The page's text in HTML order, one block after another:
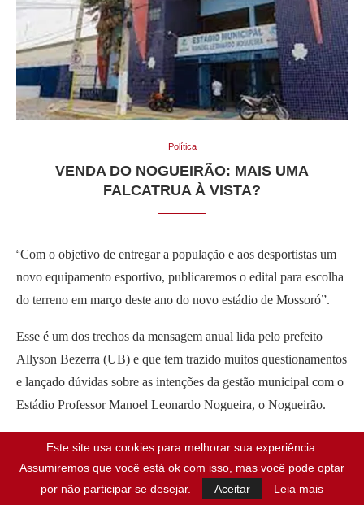
Política
VENDA DO NOGUEIRÃO: MAIS UMA
FALCATRUA À VISTA?
“Com o objetivo de entregar a população e aos desportistas um
novo equipamento esportivo, publicaremos o edital para escolha
do terreno em março deste ano do novo estádio de Mossoró”.
Esse é um dos trechos da mensagem anual lida pelo prefeito
Allyson Bezerra (UB) e que tem trazido muitos questionamentos
e lançado dúvidas sobre as intenções da gestão municipal com o
Estádio Professor Manoel Leonardo Nogueira, o Nogueirão.
O principal questionamento que vem sendo feito na cidade é
sobre o que será feito com o atual estádio. Ao anunciar edital
para escolha do lugar, a gestão confirma que o atual Nogueirão
Este site usa cookies para melhorar sua experiência.
Assumiremos que você está ok com isso, mas você pode optar
por não participar se desejar.
Aceitar Leia mais